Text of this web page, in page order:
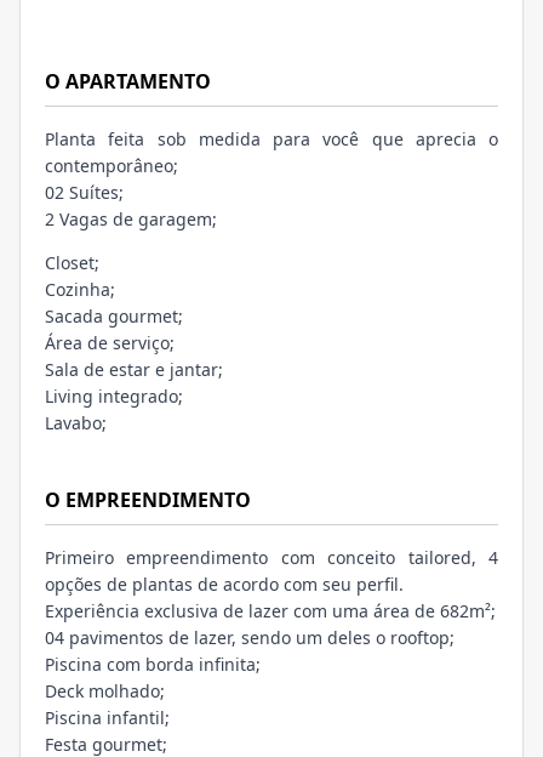
O APARTAMENTO
Planta feita sob medida para você que aprecia o
contemporâneo;
02 Suítes;
2 Vagas de garagem;
Closet;
Cozinha;
Sacada gourmet;
Área de serviço;
Sala de estar e jantar;
Living integrado;
Lavabo;
O EMPREENDIMENTO
Primeiro empreendimento com conceito tailored, 4
opções de plantas de acordo com seu perfil.
Experiência exclusiva de lazer com uma área de 682m²;
04 pavimentos de lazer, sendo um deles o rooftop;
Piscina com borda infinita;
Deck molhado;
Piscina infantil;
Festa gourmet;